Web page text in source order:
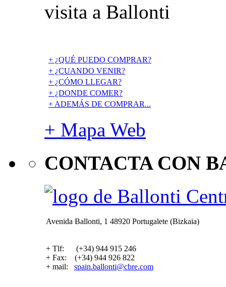
visita a Ballonti
+ ¿QUÉ PUEDO COMPRAR?
+ ¿CUANDO VENIR?
+ ¿CÓMO LLEGAR?
+ ¿DONDE COMER?
+ ADEMÁS DE COMPRAR...
+ Mapa Web
CONTACTA CON
Avenida Ballonti, 1 48920 Portugalete (Bizkaia)
+ Tlf: (+34) 944 915 246
+ Fax: (+34) 944 926 822
+ mail: spain.ballonti@cbre.com